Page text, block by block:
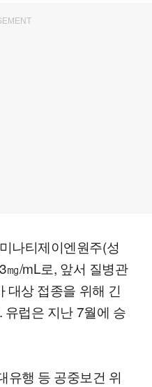
나티제이엔원주(성
㎎/mL로, 앞서 질병관
대상 접종을 위해 긴
유럽은 지난 7월에 승
유행 등 공중보건 위